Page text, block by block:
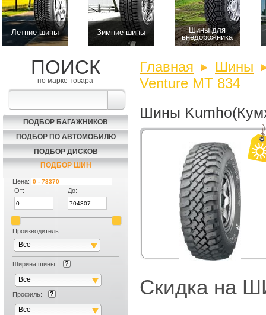
Летние шины Зимние шины
Шины для
внедорожника
ПОИСК
по марке товара
ПОДБОР БАГАЖНИКОВ
ПОДБОР ПО АВТОМОБИЛЮ
ПОДБОР ДИСКОВ
ПОДБОР ШИН
Цена:
От:
До:
Производитель:
Все
Ширина шины:
Все
Профиль:
Все
Главная
Шины
Venture MT 834
Шины
Скидка на